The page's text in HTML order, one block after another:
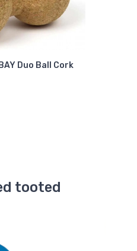
Duo Ball Cork
tooted